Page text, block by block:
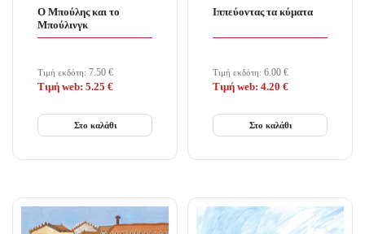
Ο Mπούλης και το
Μπούλινγκ
Τιμή εκδότη: 7.50 €
Τιμή web: 5.25 €
Στο καλάθι
Ιππεύοντας τα κύματα
Τιμή εκδότη: 6.00 €
Τιμή web: 4.20 €
Στο καλάθι